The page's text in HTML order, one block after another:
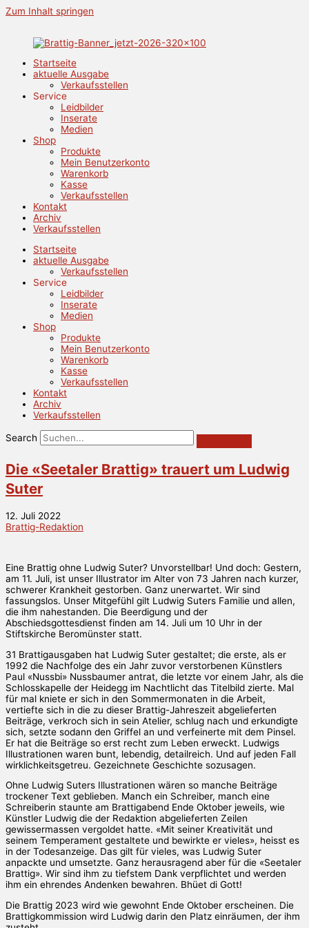
Zum Inhalt springen
Startseite
aktuelle Ausgabe
Verkaufsstellen
Service
Leidbilder
Inserate
Medien
Shop
Produkte
Mein Benutzerkonto
Warenkorb
Kasse
Verkaufsstellen
Kontakt
Archiv
Verkaufsstellen
Startseite
aktuelle Ausgabe
Verkaufsstellen
Service
Leidbilder
Inserate
Medien
Shop
Produkte
Mein Benutzerkonto
Warenkorb
Kasse
Verkaufsstellen
Kontakt
Archiv
Verkaufsstellen
Search
Die «Seetaler Brattig» trauert um Ludwig
Suter
12. Juli 2022
Brattig-Redaktion
Eine Brattig ohne Ludwig Suter? Unvorstellbar! Und doch: Gestern,
am 11. Juli, ist unser Illustrator im Alter von 73 Jahren nach kurzer,
schwerer Krankheit gestorben. Ganz unerwartet. Wir sind
fassungslos. Unser Mitgefühl gilt Ludwig Suters Familie und allen,
die ihm nahestanden. Die Beerdigung und der
Abschiedsgottesdienst finden am 14. Juli um 10 Uhr in der
Stiftskirche Beromünster statt.
31 Brattigausgaben hat Ludwig Suter gestaltet; die erste, als er
1992 die Nachfolge des ein Jahr zuvor verstorbenen Künstlers
Paul «Nussbi» Nussbaumer antrat, die letzte vor einem Jahr, als die
Schlosskapelle der Heidegg im Nachtlicht das Titelbild zierte. Mal
für mal kniete er sich in den Sommermonaten in die Arbeit,
vertiefte sich in die zu dieser Brattig-Jahreszeit abgelieferten
Beiträge, verkroch sich in sein Atelier, schlug nach und erkundigte
sich, setzte sodann den Griffel an und verfeinerte mit dem Pinsel.
Er hat die Beiträge so erst recht zum Leben erweckt. Ludwigs
Illustrationen waren bunt, lebendig, detailreich. Und auf jeden Fall
wirklichkeitsgetreu. Gezeichnete Geschichte sozusagen.
Ohne Ludwig Suters Illustrationen wären so manche Beiträge
trockener Text geblieben. Manch ein Schreiber, manch eine
Schreiberin staunte am Brattigabend Ende Oktober jeweils, wie
Künstler Ludwig die der Redaktion abgelieferten Zeilen
gewissermassen vergoldet hatte. «Mit seiner Kreativität und
seinem Temperament gestaltete und bewirkte er vieles», heisst es
in der Todesanzeige. Das gilt für vieles, was Ludwig Suter
anpackte und umsetzte. Ganz herausragend aber für die «Seetaler
Brattig». Wir sind ihm zu tiefstem Dank verpflichtet und werden
ihm ein ehrendes Andenken bewahren. Bhüet di Gott!
Die Brattig 2023 wird wie gewohnt Ende Oktober erscheinen. Die
Brattigkommission wird Ludwig darin den Platz einräumen, der ihm